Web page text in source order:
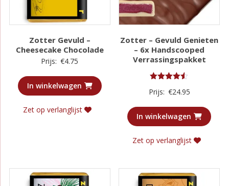
Zotter Gevuld –
Cheesecake Chocolade
Prijs: €4.75
In winkelwagen
Zet op verlanglijst
Zotter – Gevuld Genieten
– 6x Handscooped
Verrassingspakket
4.50
Prijs: €24.95
In winkelwagen
Zet op verlanglijst